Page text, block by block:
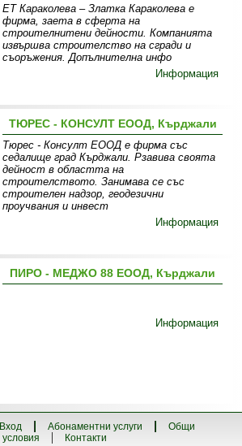
ЕТ Караколева – Златка Караколева е
фирма, заета в сферта на
строителнитени дейности. Компанията
извършва строителство на сгради и
съоръжения. Допълнителна инфо
Информация
ТЮРЕС - КОНСУЛТ ЕООД, Кърджали
Тюрес - Консулт ЕООД е фирма със
седалище град Кърджали. Рзавива своята
дейност в областта на
строителството. Занимава се със
строителен надзор, геодезични
проучвания и инвест
Информация
ПИРО - МЕДЖО 88 ЕООД, Кърджали
Информация
Вход Абонаментни услуги
Общи
условия
Контакти